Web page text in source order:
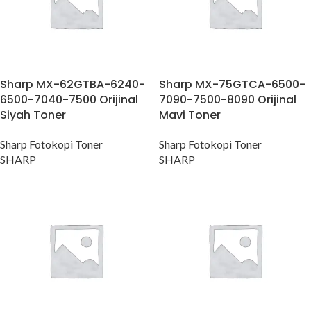
Sharp MX-62GTBA-6240-
6500-7040-7500 Orijinal
Siyah Toner
Sharp Fotokopi Toner
SHARP
Sharp MX-75GTCA-6500-
7090-7500-8090 Orijinal
Mavi Toner
Sharp Fotokopi Toner
SHARP